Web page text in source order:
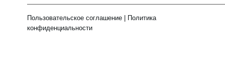
Пользовательское соглашение
Политика
конфиденциальности